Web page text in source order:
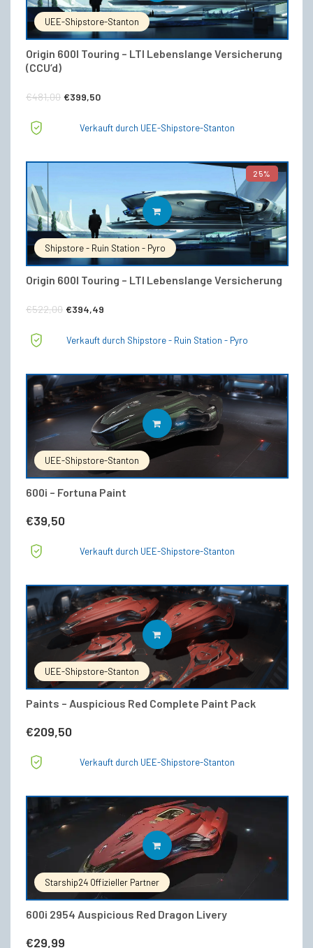
UEE-Shipstore-Stanton
Origin 600I Touring – LTI Lebenslange Versicherung
(CCU’d)
€481,00 Ursprünglicher
€481,00
€399,50
€399,50.
Verkauft durch UEE-Shipstore-Stanton
25%
Shipstore - Ruin Station - Pyro
Origin 600I Touring – LTI Lebenslange Versicherung
€522,00 Ursprünglicher
€522,00
€394,49
€394,49.
IN DEN WARENKORB
Verkauft durch Shipstore - Ruin Station - Pyro
UEE-Shipstore-Stanton
600i – Fortuna Paint
€39,50
IN DEN WARENKORB
Verkauft durch UEE-Shipstore-Stanton
UEE-Shipstore-Stanton
Paints – Auspicious Red Complete Paint Pack
€209,50
IN DEN WARENKORB
Verkauft durch UEE-Shipstore-Stanton
Starship24 Offizieller Partner
600i 2954 Auspicious Red Dragon Livery
€29,99
IN DEN WARENKORB